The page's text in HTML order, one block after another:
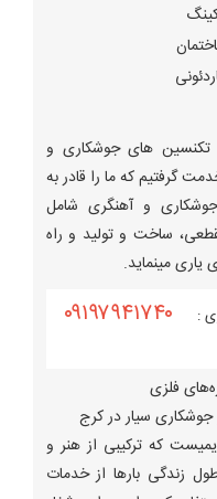
های جوشکاری و
گرفتیم که ما را قادر به
و آهنگری شامل
ساخت و تولید و راه
مینماید.
:
فلزی
سیار در کرج
که ترکیبی از هنر و
زندگی بارها از خدمات